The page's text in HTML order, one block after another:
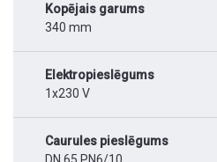
Kopējais garums
340 mm
Elektropieslēgums
1x230 V
Caurules pieslēgums
DN 65 PN6/10